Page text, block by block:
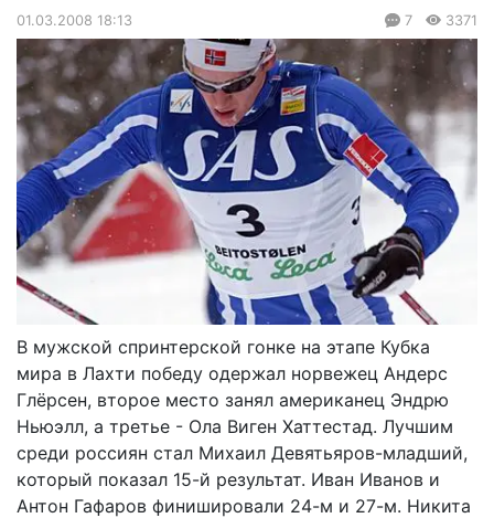
01.03.2008 18:13 7 3371
В мужской спринтерской гонке на этапе Кубка
мира в Лахти победу одержал норвежец Андерс
Глёрсен, второе место занял американец Эндрю
Ньюэлл, а третье - Ола Виген Хаттестад. Лучшим
среди россиян стал Михаил Девятьяров-младший,
который показал 15-й результат. Иван Иванов и
Антон Гафаров финишировали 24-м и 27-м. Никита